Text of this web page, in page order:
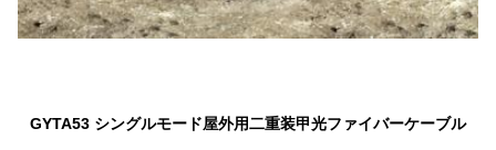
GYTA53 シングルモード屋外用二重装甲光ファイバーケーブル